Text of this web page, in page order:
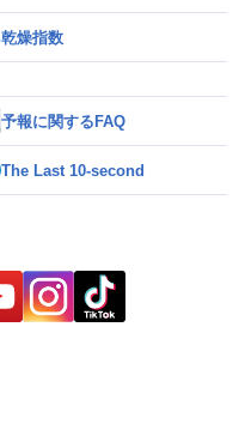
乾燥指数
予報に関するFAQ
The Last 10-second